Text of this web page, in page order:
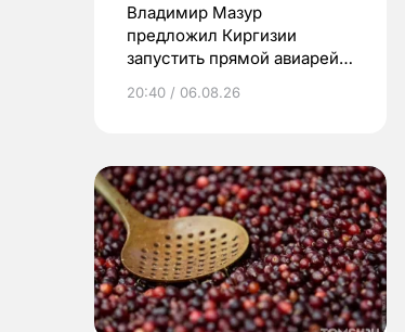
Владимир Мазур
предложил Киргизии
запустить прямой авиарейс
20:40 / 06.08.26